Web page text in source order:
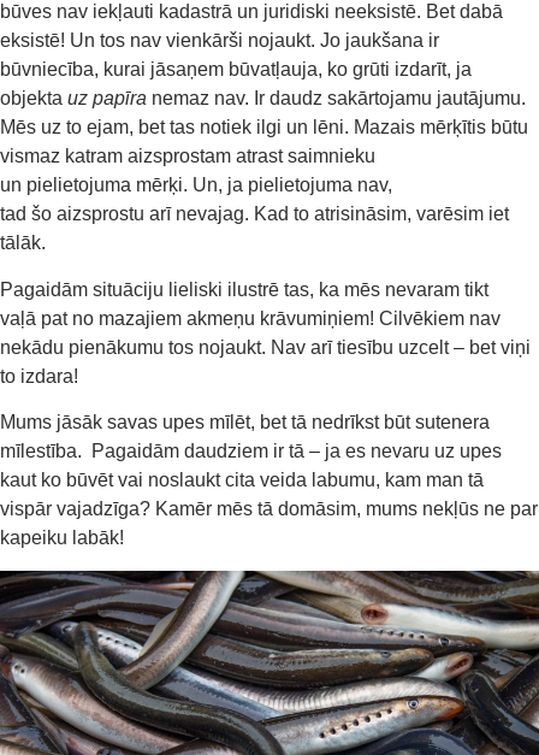
būves nav iekļauti kadastrā un juridiski neeksistē. Bet dabā
eksistē! Un tos nav vienkārši nojaukt. Jo jaukšana ir
būvniecība, kurai jāsaņem būvatļauja, ko grūti izdarīt, ja
objekta uz papīra nemaz nav. Ir daudz sakārtojamu jautājumu.
Mēs uz to ejam, bet tas notiek ilgi un lēni. Mazais mērķītis būtu
vismaz katram aizsprostam atrast saimnieku
un pielietojuma mērķi. Un, ja pielietojuma nav,
tad šo aizsprostu arī nevajag. Kad to atrisināsim, varēsim iet
tālāk.
Pagaidām situāciju lieliski ilustrē tas, ka mēs nevaram tikt
vaļā pat no mazajiem akmeņu krāvumiņiem! Cilvēkiem nav
nekādu pienākumu tos nojaukt. Nav arī tiesību uzcelt – bet viņi
to izdara!
Mums jāsāk savas upes mīlēt, bet tā nedrīkst būt sutenera
mīlestība. Pagaidām daudziem ir tā – ja es nevaru uz upes
kaut ko būvēt vai noslaukt cita veida labumu, kam man tā
vispār vajadzīga? Kamēr mēs tā domāsim, mums nekļūs ne par
kapeiku labāk!